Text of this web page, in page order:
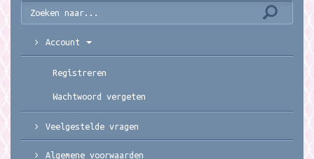
Account
Registreren
Wachtwoord vergeten
Veelgestelde vragen
Algemene voorwaarden